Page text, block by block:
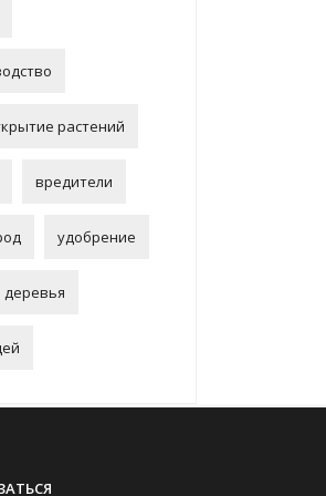
растений
вредители
удобрение